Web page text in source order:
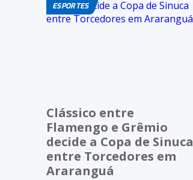
ESPORTES
Clássico entre
Flamengo e Grêmio
decide a Copa de Sinuca
entre Torcedores em
Araranguá